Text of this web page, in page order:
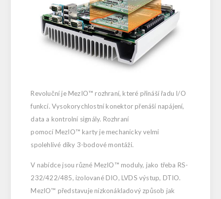
Revoluční je MezIO™ rozhraní, které přináší řadu I/O
funkcí. Vysokorychlostní konektor přenáší napájení,
data a kontrolní signály. Rozhraní
pomocí MezIO™ karty je mechanicky velmi
spolehlivé díky 3-bodové montáži.
V nabídce jsou různé MezIO™ moduly, jako třeba RS-
232/422/485, izolované DIO, LVDS výstup, DTIO.
MezIO™ představuje nízkonákladový způsob jak